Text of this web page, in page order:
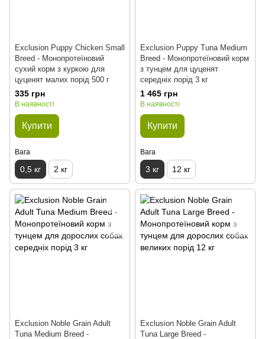
Exclusion Puppy Chicken Small
Breed - Монопротеїновий
сухий корм з куркою для
цуценят малих порід 500 г
335 грн
В наявності
Купити
Вага
0,5 кг 2 кг
Exclusion Puppy Tuna Medium
Breed - Монопротеїновий корм
з тунцем для цуценят
середніх порід 3 кг
1 465 грн
В наявності
Купити
Вага
3 кг 12 кг
Exclusion Noble Grain Adult
Tuna Medium Breed -
Exclusion Noble Grain Adult
Tuna Large Breed -